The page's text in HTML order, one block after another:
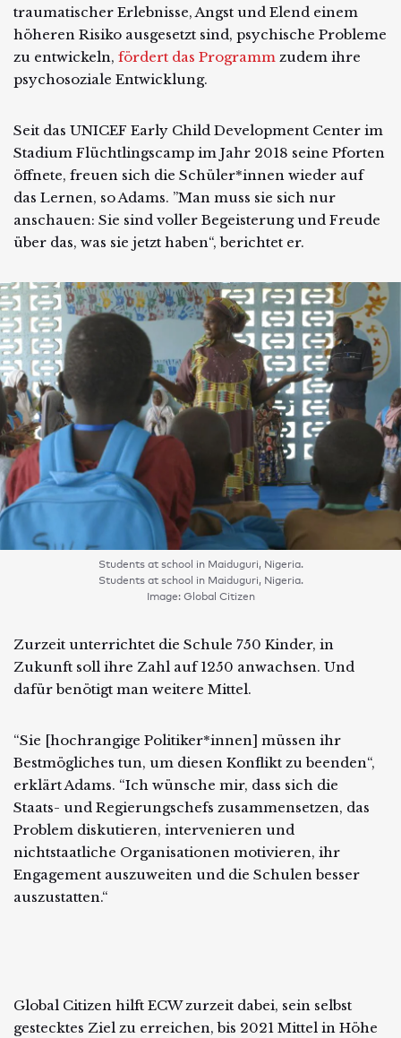
traumatischer Erlebnisse, Angst und Elend einem
höheren Risiko ausgesetzt sind, psychische Probleme
zu entwickeln, fördert das Programm zudem ihre
psychosoziale Entwicklung.
Seit das UNICEF Early Child Development Center im
Stadium Flüchtlingscamp im Jahr 2018 seine Pforten
öffnete, freuen sich die Schüler*innen wieder auf
das Lernen, so Adams. ”Man muss sie sich nur
anschauen: Sie sind voller Begeisterung und Freude
über das, was sie jetzt haben“, berichtet er.
Students at school in Maiduguri, Nigeria.
Students at school in Maiduguri, Nigeria.
Image: Global Citizen
Zurzeit unterrichtet die Schule 750 Kinder, in
Zukunft soll ihre Zahl auf 1250 anwachsen. Und
dafür benötigt man weitere Mittel.
“Sie [hochrangige Politiker*innen] müssen ihr
Bestmögliches tun, um diesen Konflikt zu beenden“,
erklärt Adams. “Ich wünsche mir, dass sich die
Staats- und Regierungschefs zusammensetzen, das
Problem diskutieren, intervenieren und
nichtstaatliche Organisationen motivieren, ihr
Engagement auszuweiten und die Schulen besser
auszustatten.“
Global Citizen hilft ECW zurzeit dabei, sein selbst
gestecktes Ziel zu erreichen, bis 2021 Mittel in Höhe